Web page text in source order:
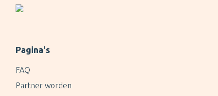
Pagina's
FAQ
Partner worden